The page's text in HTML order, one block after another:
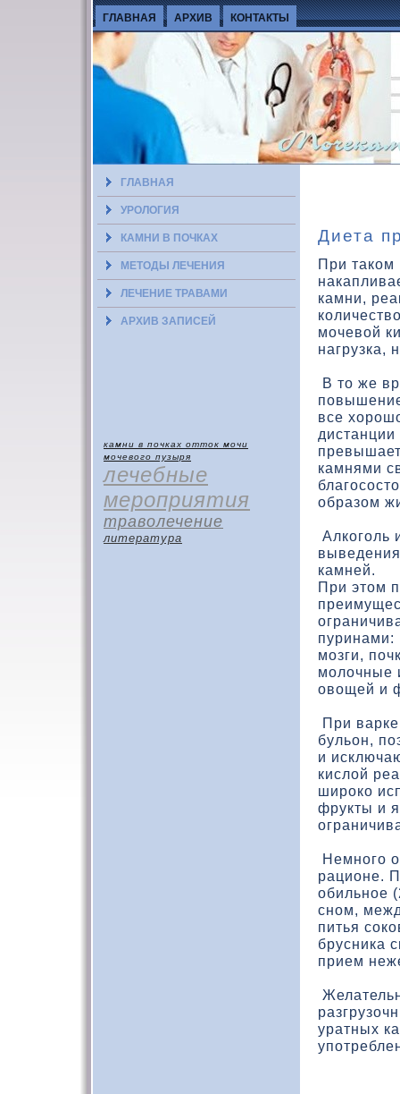
ГЛАВНАЯ АРХИВ КОНТАКТЫ
ГЛАВНАЯ
УРОЛОГИЯ
КАМНИ В ПОЧКАХ
МЕТОДЫ ЛЕЧЕНИЯ
ЛЕЧЕНИЕ ТРАВАМИ
АРХИВ ЗАПИСЕЙ
камни в почках отток мочи
мочевого пузыря
лечебные
мероприятия
траволечение
литература
Диета
При таком
камни,
мочевой
нагрузка,
В то же
все
камнями
образом
Алкоголь
камней.
При этом
пуринами:
мозги,
молочные
овощей и
При
бульон,
и
кислой
широко
фрукты и
Немного
рационе.
обильное
сном,
питья
брусника
прием
уратных